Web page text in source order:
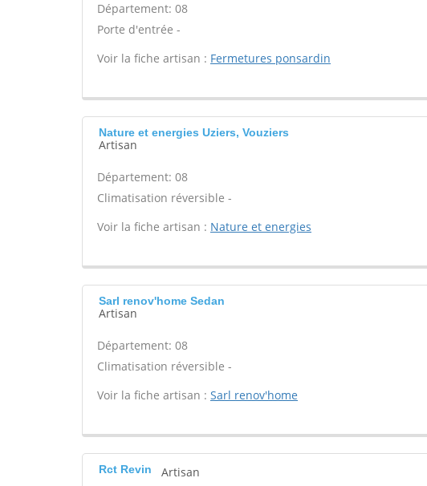
Département: 08
Porte d'entrée -
Voir la fiche artisan : Fermetures ponsardin
Nature et energies Uziers, Vouziers
Artisan
Département: 08
Climatisation réversible -
Voir la fiche artisan : Nature et energies
Sarl renov'home Sedan
Artisan
Département: 08
Climatisation réversible -
Voir la fiche artisan : Sarl renov'home
Rct Revin Artisan